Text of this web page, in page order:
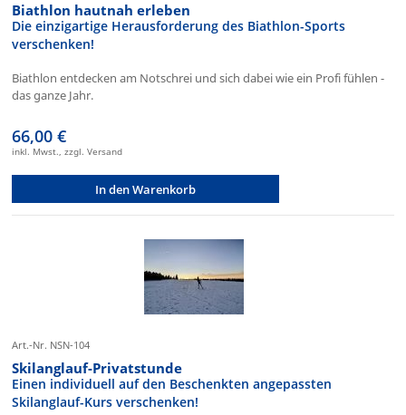
Biathlon hautnah erleben
Die einzigartige Herausforderung des Biathlon-Sports
verschenken!
Biathlon entdecken am Notschrei und sich dabei wie ein Profi fühlen -
das ganze Jahr.
66,00 €
inkl. Mwst., zzgl. Versand
In den Warenkorb
Art.-Nr. NSN-104
Skilanglauf-Privatstunde
Einen individuell auf den Beschenkten angepassten
Skilanglauf-Kurs verschenken!